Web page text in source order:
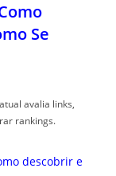
Se
avalia links,
rankings.